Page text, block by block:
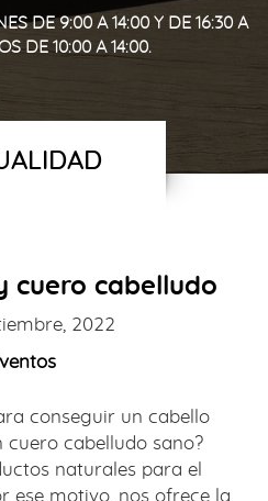
DE 9:00 A 14:00 Y DE 16:30 A
DE 10:00 A 14:00.
cuero cabelludo
2022
conseguir un cabello
cabelludo sano?
naturales para el
ese motivo, nos ofrece la